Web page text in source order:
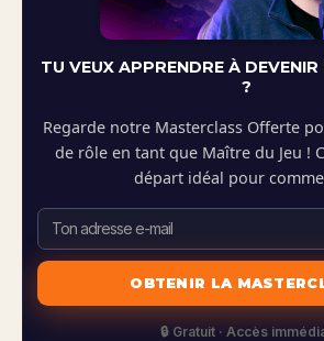
TU VEUX APPRENDRE À
?
Regarde notre Masterclass Offerte
de rôle en tant que Maître du Jeu !
départ idéal pour
🔒 Gratuit · Accès